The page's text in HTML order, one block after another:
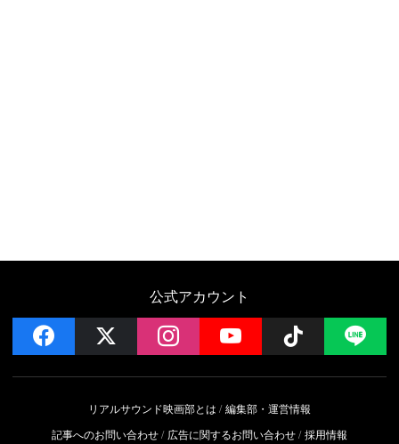
公式アカウント
facebook instagramYouTube Follow
リアルサウンド映画部とは
編集部・運営情報
記事へのお問い合わせ
広告に関するお問い合わせ 採用情報